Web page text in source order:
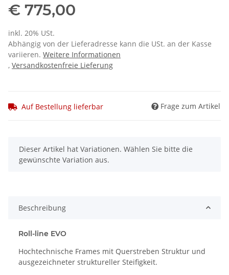
€ 775,00
inkl. 20% USt.
Abhängig von der Lieferadresse kann die USt. an der Kasse
variieren. Weitere Informationen
, Versandkostenfreie Lieferung
Auf Bestellung lieferbar Frage zum Artikel
x
Dieser Artikel hat Variationen. Wählen Sie bitte die
gewünschte Variation aus.
Beschreibung
Roll-line EVO
Hochtechnische Frames mit Querstreben Struktur und
ausgezeichneter struktureller Steifigkeit.